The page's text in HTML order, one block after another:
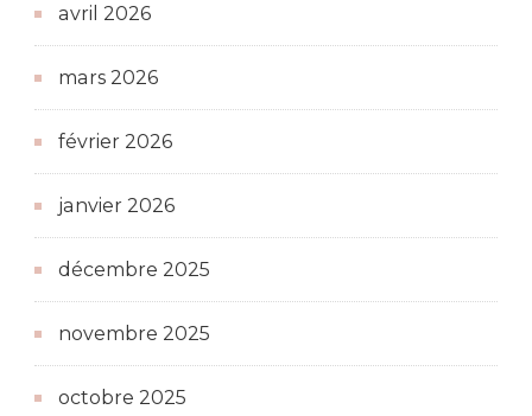
avril 2026
mars 2026
février 2026
janvier 2026
décembre 2025
novembre 2025
octobre 2025